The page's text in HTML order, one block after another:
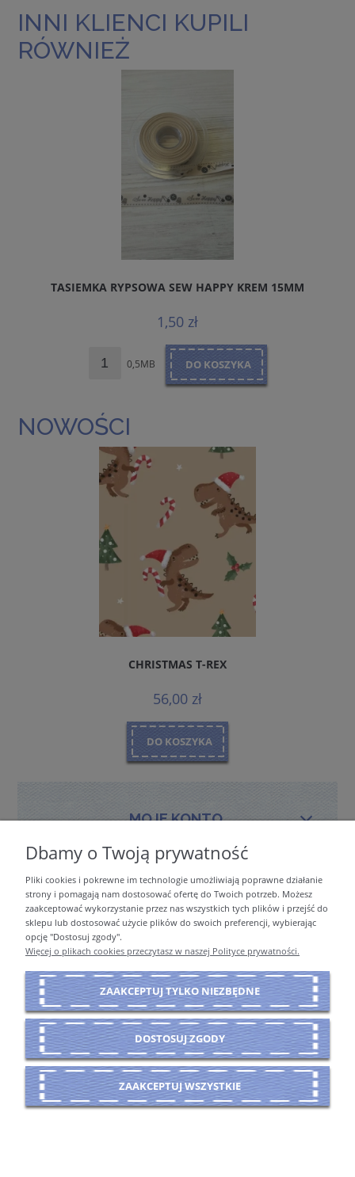
INNI KLIENCI KUPILI
RÓWNIEŻ
TASIEMKA RYPSOWA SEW HAPPY KREM 15MM
1,50 zł
0,5MB DO KOSZYKA
NOWOŚCI
CHRISTMAS T-REX
56,00 zł
DO KOSZYKA
MOJE KONTO
PŁATNOŚCI I DOSTAWA
INFORMACJE
O NAS
POKAŻ PEŁNĄ WERSJĘ STRONY
Sklep internetowy Shoper Premium
Dbamy o Twoją prywatność
Pliki cookies i pokrewne im technologie umożliwiają poprawne działanie
strony i pomagają nam dostosować ofertę do Twoich potrzeb. Możesz
zaakceptować wykorzystanie przez nas wszystkich tych plików i przejść do
sklepu lub dostosować użycie plików do swoich preferencji, wybierając
opcję "Dostosuj zgody".
Więcej o plikach cookies przeczytasz w naszej Polityce prywatności.
ZAAKCEPTUJ TYLKO NIEZBĘDNE
DOSTOSUJ ZGODY
ZAAKCEPTUJ WSZYSTKIE